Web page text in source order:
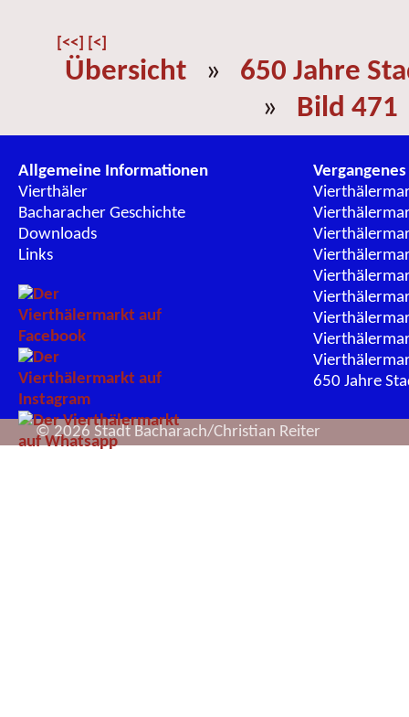
[<<] [<]
Übersicht » 650 Jahre
» Bild 471
Allgemeine Informationen
Vierthäler
Bacharacher Geschichte
Downloads
Links
Vergangenes
650 Jahre
© 2026 Stadt Bacharach/Christian Reiter